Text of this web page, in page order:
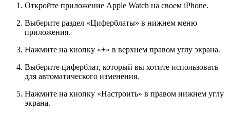
Откройте приложение Apple Watch на своем iPhone.
Выберите раздел «Циферблаты» в нижнем меню
приложения.
Нажмите на кнопку «+» в верхнем правом углу экрана.
Выберите циферблат, который вы хотите использовать
для автоматического изменения.
Нажмите на кнопку «Настроить» в правом нижнем углу
экрана.